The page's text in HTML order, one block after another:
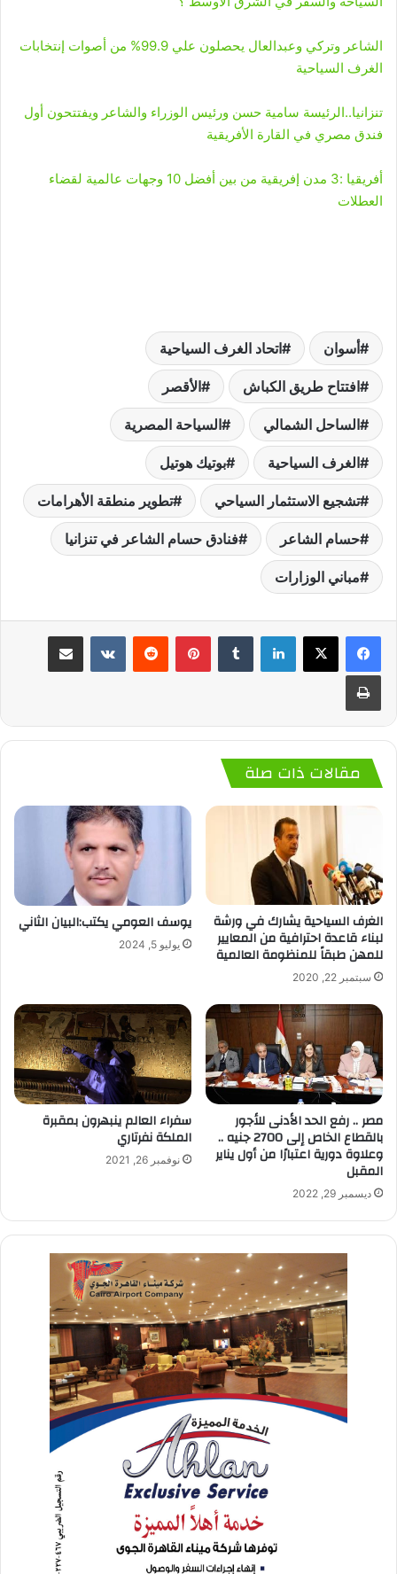
الشاعر وتركي وعبدالعال يحصلون علي 99.9% من أصوات إنتخابات
الغرف السياحية
تنزانيا..الرئيسة سامية حسن ورئيس الوزراء والشاعر ويفتتحون أول
فندق مصري في القارة الأفريقية
أفريقيا :3 مدن إفريقية من بين أفضل 10 وجهات عالمية لقضاء
العطلات
أسوان اتحاد الغرف السياحية
افتتاح طريق الكباش الأقصر
الساحل الشمالي السياحة المصرية
الغرف السياحية بوتيك هوتيل
تشجيع الاستثمار السياحي تطوير منطقة الأهرامات
حسام الشاعر فنادق حسام الشاعر في تنزانيا
مباني الوزارات
لينكدإن بينتيريست
مقالات ذات صلة
الغرف السياحية يشارك في ورشة
لبناء قاعدة احترافية من المعايير
للمهن طبقاً للمنظومة العالمية
سبتمبر 22, 2020
يوسف العومي يكتب:البيان الثاني
يوليو 5, 2024
مصر .. رفع الحد الأدنى للأجور
بالقطاع الخاص إلى 2700 جنيه ..
وعلاوة دورية اعتبارًا من أول يناير
المقبل
ديسمبر 29, 2022
سفراء العالم ينبهرون بمقبرة
الملكة نفرتاري
نوفمبر 26, 2021